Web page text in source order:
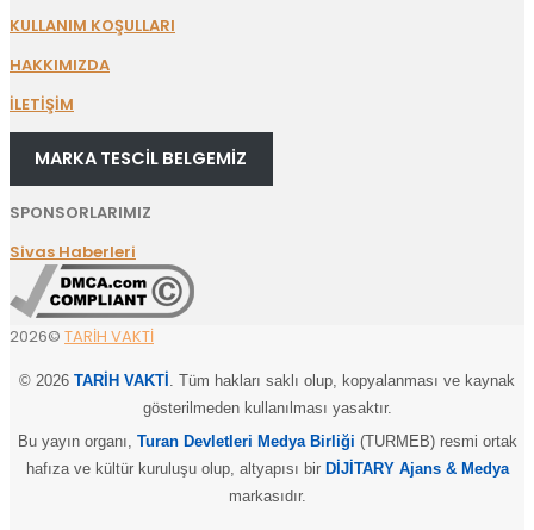
KULLANIM KOŞULLARI
HAKKIMIZDA
İLETİŞİM
MARKA TESCİL BELGEMİZ
SPONSORLARIMIZ
Sivas Haberleri
2026© TARİH VAKTİ
© 2026 TARİH VAKTİ . Tüm hakları saklı olup, kopyalanması ve kaynak
gösterilmeden kullanılması yasaktır.
Bu yayın organı, Turan Devletleri Medya Birliği (TURMEB) resmi ortak
hafıza ve kültür kuruluşu olup, altyapısı bir DİJİTARY Ajans & Medya
markasıdır.